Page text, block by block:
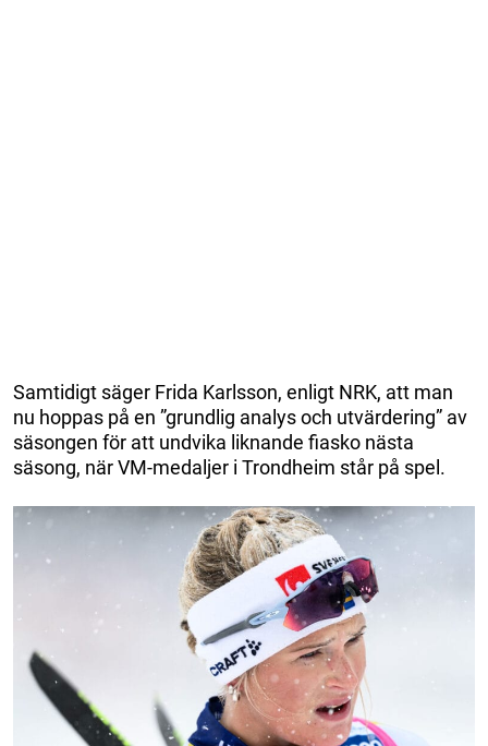
Samtidigt säger Frida Karlsson, enligt NRK, att man
nu hoppas på en ”grundlig analys och utvärdering” av
säsongen för att undvika liknande fiasko nästa
säsong, när VM-medaljer i Trondheim står på spel.